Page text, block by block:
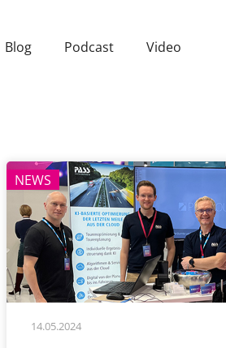
Blog Podcast Video
NEWS
14.05.2024